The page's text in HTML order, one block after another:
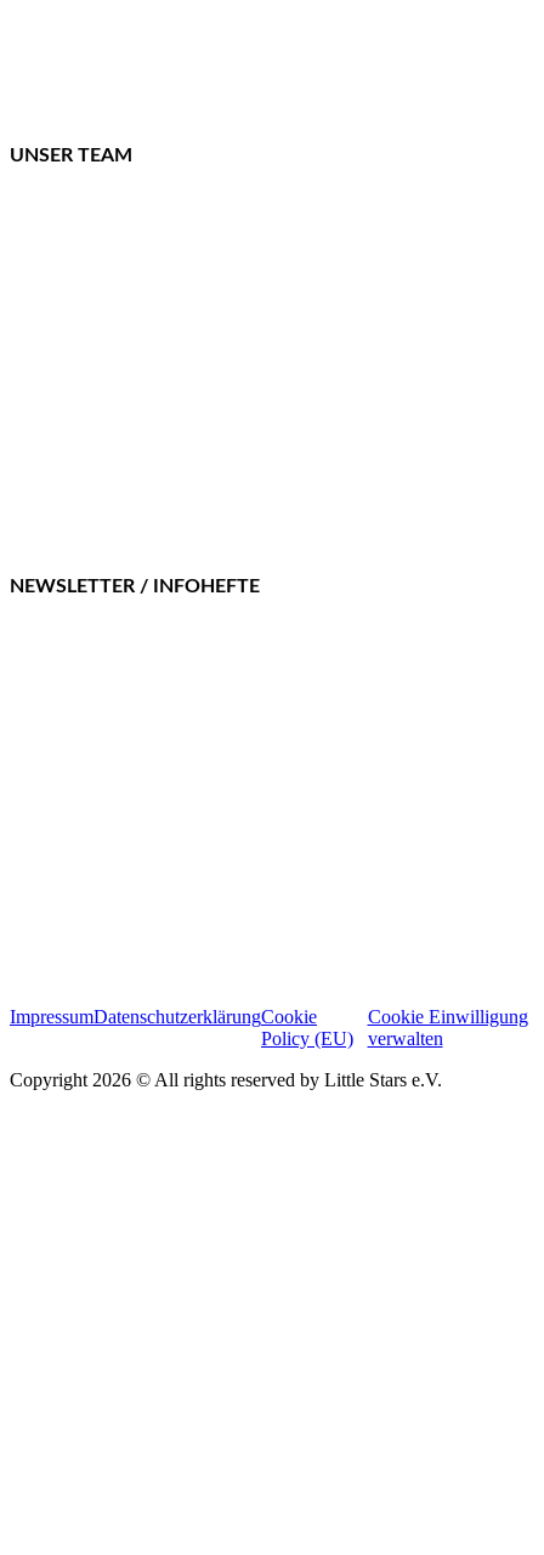
UNSER TEAM
NEWSLETTER / INFOHEFTE
ImpressumDatenschutzerklärungCookie
Policy (EU)
Cookie Einwilligung
verwalten
Copyright 2026 © All rights reserved by Little Stars e.V.